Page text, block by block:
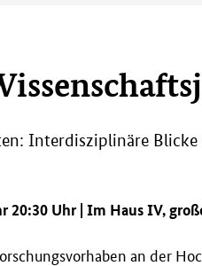
Interdisziplinäre
20:30 Uhr | Im Haus IV,
an der